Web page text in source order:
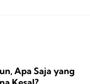
Apa Saja yang